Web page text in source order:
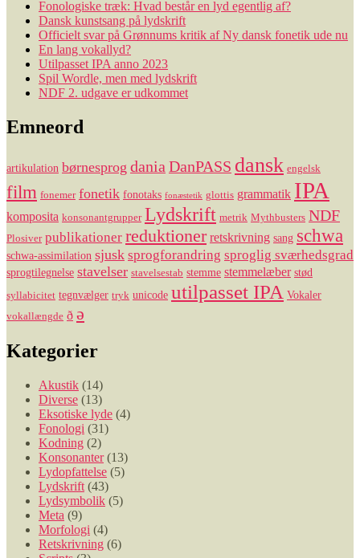
Fonologiske træk: Hvad består en lyd egentlig af?
Dansk kunstsang på lydskrift
Officielt svar på Grønnums kritik af Ny dansk fonetik ude nu
En lang vokallyd?
Utilpasset IPA anno 2023
Spil Wordle, men med lydskrift
NDF 2. udgave er udkommet
Emneord
artikulation børnesprog daniaDanPASS dansk engelsk
film fonemer fonetik fonotaks fonæstetik glottis grammatik IPA
komposita konsonantgrupper Lydskrift metrik Mythbusters NDF
Plosiver publikationer reduktioner retskrivning sang schwa
schwa-assimilation sjusk sprogforandring sproglig sværhedsgrad
sprogtilegnelse stavelser stavelsestab stemme stemmelæber stød
syllabicitet tegnvælger tryk unicode utilpasset IPA Vokaler
vokallængde ð ə
Kategorier
Akustik (14)
Diverse (13)
Eksotiske lyde (4)
Fonologi (31)
Kodning (2)
Konsonanter(13)
Lydopfattelse (5)
Lydskrift (43)
Lydsymbolik (5)
Meta (9)
Morfologi (4)
Retskrivning (6)